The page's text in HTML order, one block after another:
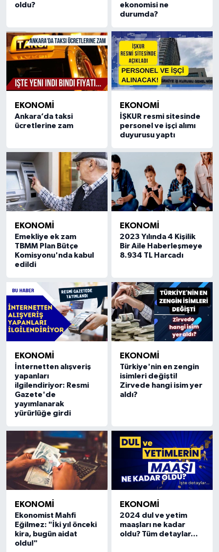
oldu?
ekonomisi ne
durumda?
EKONOMİ
Ankara’da taksi
ücretlerine zam
EKONOMİ
İŞKUR resmi sitesinde
personel ve işçi alımı
duyurusu yaptı
EKONOMİ
Emekliye ek zam
TBMM Plan Bütçe
Komisyonu'nda kabul
edildi
EKONOMİ
2023 Yılında 4 Kişilik
Bir Aile Haberleşmeye
8.934 TL Harcadı
EKONOMİ
İnternetten alışveriş
yapanları
ilgilendiriyor: Resmi
Gazete'de
yayımlanarak
yürürlüğe girdi
EKONOMİ
Türkiye'nin en zengin
isimleri değişti!
Zirvede hangi isim yer
aldı?
EKONOMİ
Ekonomist Mahfi
Eğilmez: "İki yıl önceki
kira, bugün aidat
oldu!"
EKONOMİ
2024 dul ve yetim
maaşları ne kadar
oldu? Tüm detaylar...